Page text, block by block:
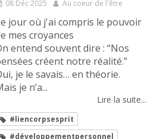
08 Déc 2025 Au coeur de l'être
jour où j'ai compris le pouvoir
mes croyances
entend souvent dire : “Nos
créent notre réalité.”
je le savais… en théorie.
je n’a...
Lire la suite...
#liencorpsesprit
#développementpersonnel